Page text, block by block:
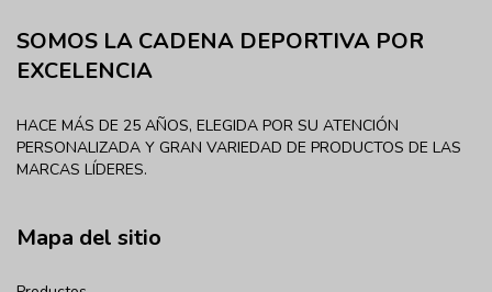
SOMOS LA CADENA DEPORTIVA POR
EXCELENCIA
HACE MÁS DE 25 AÑOS, ELEGIDA POR SU ATENCIÓN
PERSONALIZADA Y GRAN VARIEDAD DE PRODUCTOS DE LAS
MARCAS LÍDERES.
Mapa del sitio